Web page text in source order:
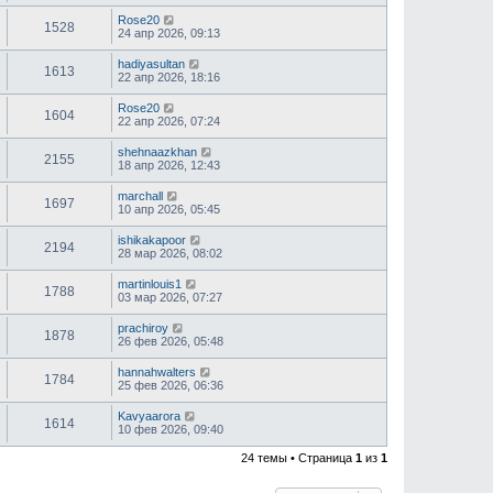
1528
Rose20
24 апр 2026, 09:13
1613
hadiyasultan
22 апр 2026, 18:16
1604
Rose20
22 апр 2026, 07:24
2155
shehnaazkhan
18 апр 2026, 12:43
1697
marchall
10 апр 2026, 05:45
2194
ishikakapoor
28 мар 2026, 08:02
1788
martinlouis1
03 мар 2026, 07:27
1878
prachiroy
26 фев 2026, 05:48
1784
hannahwalters
25 фев 2026, 06:36
1614
Kavyaarora
10 фев 2026, 09:40
24 темы • Страница 1 из 1